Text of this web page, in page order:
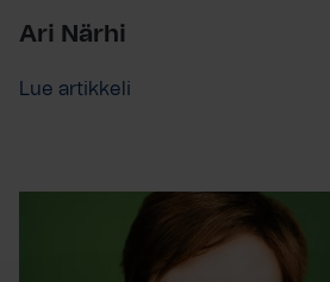
Ari Närhi
Lue artikkeli